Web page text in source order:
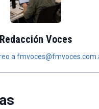
Redacción Voces
a